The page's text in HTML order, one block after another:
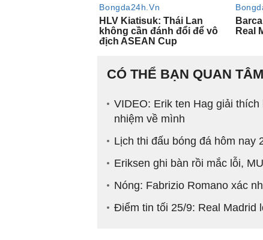
CÓ THỂ BẠN QUAN TÂM
VIDEO: Erik ten Hag giải
nhiệm về mình
Lịch thi đấu bóng đá hôm nay
Eriksen ghi bàn rồi mắc lỗi,
Nóng: Fabrizio Romano xác
Điểm tin tối 25/9: Real Madrid